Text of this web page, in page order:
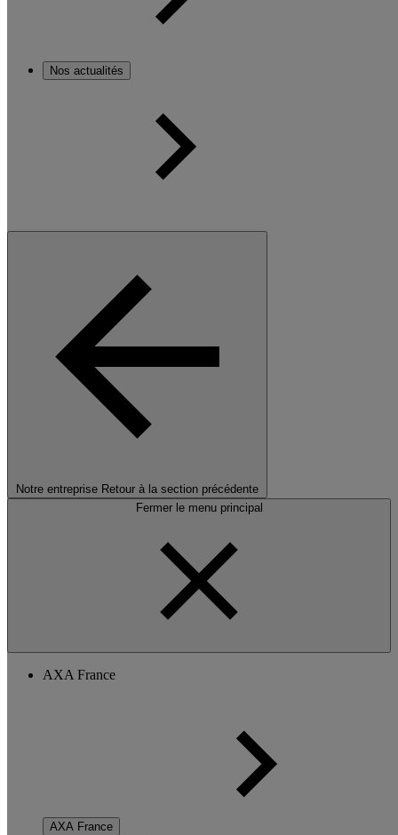
Nos actualités
Notre entreprise Retour à la section précédente
Fermer le menu principal
AXA France
AXA France